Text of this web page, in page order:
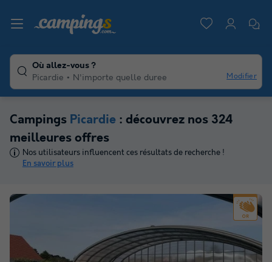
Où allez-vous ?
Picardie
N'importe quelle duree Modifier
Campings Picardie : découvrez nos 324
meilleures offres
Nos utilisateurs influencent ces résultats de recherche !
En savoir plus